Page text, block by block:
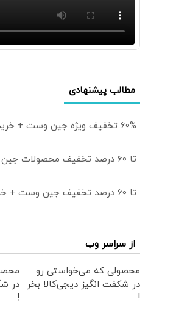
مطالب پیشنهادی
60% تخفیف ویژه جین وست + خرید در4 قسطه
تا 60 درصد تخفیف محصولات جین وست + خرید در 4 قسط
تا 60 درصد تخفیف جین وست + خرید در 4 قسط
از سراسر وب
محصولی که می‌خواستی رو
در شکفت انگیز دیجی‌کالا بخر
!
در
!